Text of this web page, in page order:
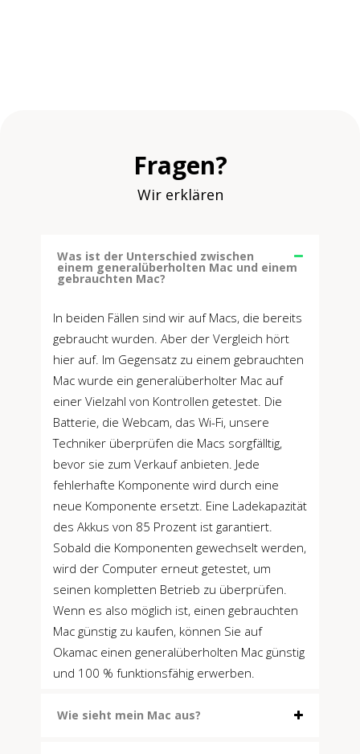
Fragen?
Wir erklären
Was ist der Unterschied zwischen
einem generalüberholten Mac und einem
gebrauchten Mac?
In beiden Fällen sind wir auf Macs, die bereits
gebraucht wurden. Aber der Vergleich hört
hier auf. Im Gegensatz zu einem gebrauchten
Mac wurde ein generalüberholter Mac auf
einer Vielzahl von Kontrollen getestet. Die
Batterie, die Webcam, das Wi-Fi, unsere
Techniker überprüfen die Macs sorgfälltig,
bevor sie zum Verkauf anbieten. Jede
fehlerhafte Komponente wird durch eine
neue Komponente ersetzt. Eine Ladekapazität
des Akkus von 85 Prozent ist garantiert.
Sobald die Komponenten gewechselt werden,
wird der Computer erneut getestet, um
seinen kompletten Betrieb zu überprüfen.
Wenn es also möglich ist, einen gebrauchten
Mac günstig zu kaufen, können Sie auf
Okamac einen generalüberholten Mac günstig
und 100 % funktionsfähig erwerben.
Wie sieht mein Mac aus?